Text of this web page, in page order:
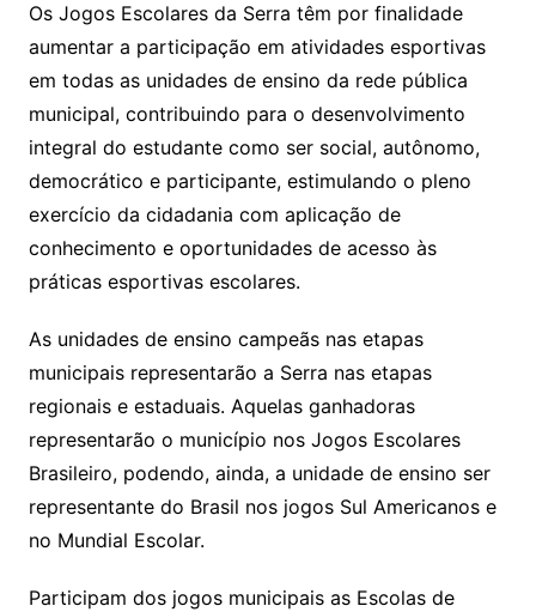
Os Jogos Escolares da Serra têm por finalidade
aumentar a participação em atividades esportivas
em todas as unidades de ensino da rede pública
municipal, contribuindo para o desenvolvimento
integral do estudante como ser social, autônomo,
democrático e participante, estimulando o pleno
exercício da cidadania com aplicação de
conhecimento e oportunidades de acesso às
práticas esportivas escolares.
As unidades de ensino campeãs nas etapas
municipais representarão a Serra nas etapas
regionais e estaduais. Aquelas ganhadoras
representarão o município nos Jogos Escolares
Brasileiro, podendo, ainda, a unidade de ensino ser
representante do Brasil nos jogos Sul Americanos e
no Mundial Escolar.
Participam dos jogos municipais as Escolas de